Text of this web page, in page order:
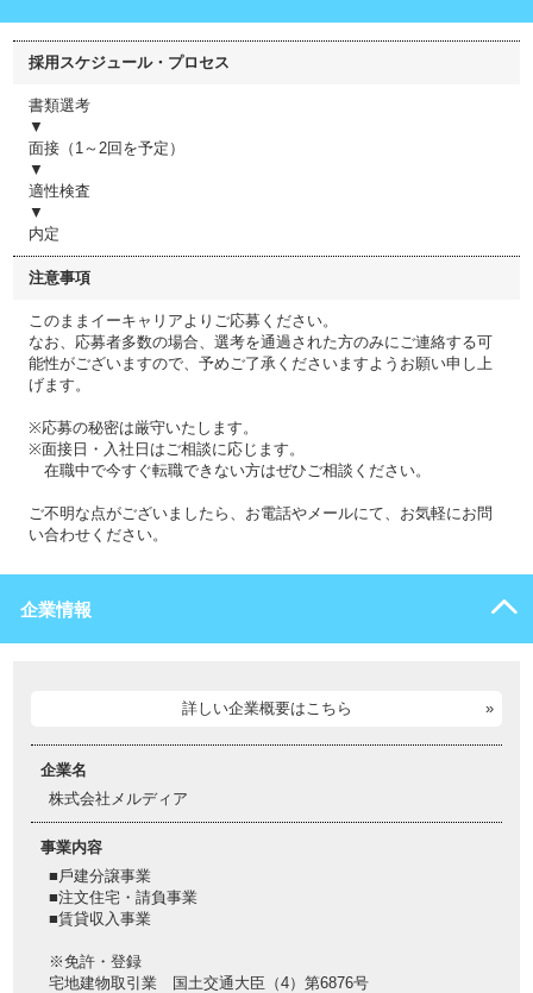
採用スケジュール・プロセス
書類選考
▼
面接（1～2回を予定）
▼
適性検査
▼
内定
注意事項
このままイーキャリアよりご応募ください。
なお、応募者多数の場合、選考を通過された方のみにご連絡する可
能性がございますので、予めご了承くださいますようお願い申し上
げます。
※応募の秘密は厳守いたします。
※面接日・入社日はご相談に応じます。
在職中で今すぐ転職できない方はぜひご相談ください。
ご不明な点がございましたら、お電話やメールにて、お気軽にお問
い合わせください。
企業情報
詳しい企業概要はこちら
企業名
株式会社メルディア
事業内容
■⼾建分譲事業
■注⽂住宅・請負事業
■賃貸収⼊事業
※免許・登録
宅地建物取引業 国⼟交通⼤⾂（4）第6876号